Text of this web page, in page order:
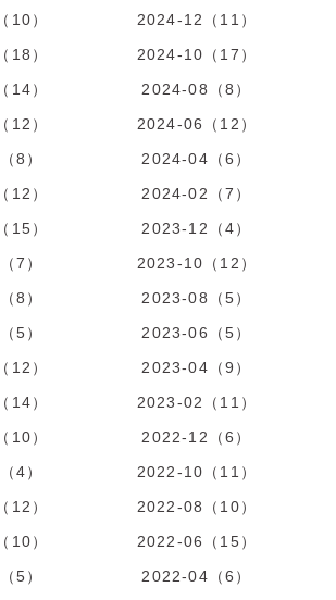
10）
2024-12（11）
18）
2024-10（17）
14）
2024-08（8）
12）
2024-06（12）
8）
2024-04（6）
12）
2024-02（7）
15）
2023-12（4）
7）
2023-10（12）
8）
2023-08（5）
5）
2023-06（5）
12）
2023-04（9）
14）
2023-02（11）
10）
2022-12（6）
4）
2022-10（11）
12）
2022-08（10）
10）
2022-06（15）
5）
2022-04（6）